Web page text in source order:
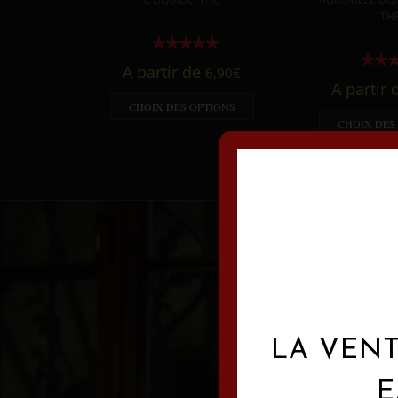
A partir de 6,90€
CHOIX DES OPTIONS
A partir
CHOIX DES
LA